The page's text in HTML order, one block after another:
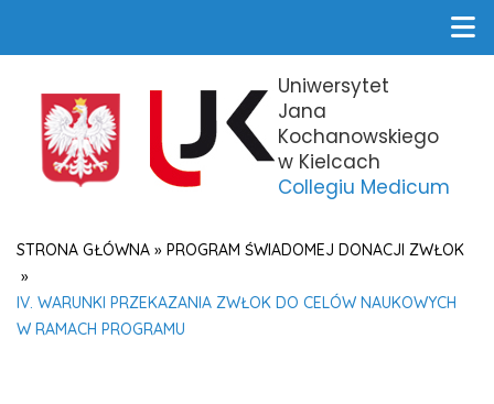
Uniwersytet
Jana
Kochanowskiego
w Kielcach
Collegiu Medicum
STRONA GŁÓWNA » PROGRAM ŚWIADOMEJ DONACJI ZWŁOK
»
IV. WARUNKI PRZEKAZANIA ZWŁOK DO CELÓW NAUKOWYCH
W RAMACH PROGRAMU